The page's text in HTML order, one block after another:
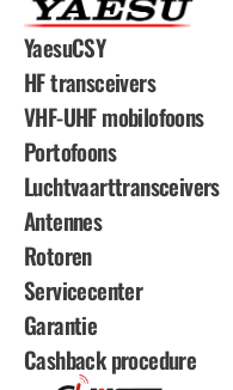
YaesuCSY
HF transceivers
VHF-UHF mobilofoons
Portofoons
Luchtvaarttransceivers
Antennes
Rotoren
Servicecenter
Garantie
Cashback procedure